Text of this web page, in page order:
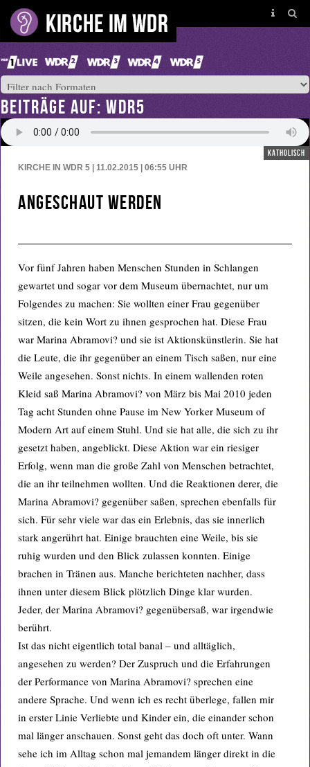
BEITRÄGE AUF: WDR5
katholisch
KIRCHE IN WDR 5 | 11.02.2015 | 06:55 UHR
Angeschaut werden
Vor fünf Jahren haben Menschen Stunden in Schlangen
gewartet und sogar vor dem Museum übernachtet, nur um
Folgendes zu machen: Sie wollten einer Frau gegenüber
sitzen, die kein Wort zu ihnen gesprochen hat. Diese Frau
war Marina Abramovi? und sie ist Aktionskünstlerin. Sie hat
die Leute, die ihr gegenüber an einem Tisch saßen, nur eine
Weile angesehen. Sonst nichts. In einem wallenden roten
Kleid saß Marina Abramovi? von März bis Mai 2010 jeden
Tag acht Stunden ohne Pause im New Yorker Museum of
Modern Art auf einem Stuhl. Und sie hat alle, die sich zu ihr
gesetzt haben, angeblickt. Diese Aktion war ein riesiger
Erfolg, wenn man die große Zahl von Menschen betrachtet,
die an ihr teilnehmen wollten. Und die Reaktionen derer, die
Marina Abramovi? gegenüber saßen, sprechen ebenfalls für
sich. Für sehr viele war das ein Erlebnis, das sie innerlich
stark angerührt hat. Einige brauchten eine Weile, bis sie
ruhig wurden und den Blick zulassen konnten. Einige
brachen in Tränen aus. Manche berichteten nachher, dass
ihnen unter diesem Blick plötzlich Dinge klar wurden.
Jeder, der Marina Abramovi? gegenübersaß, war irgendwie
berührt.
Ist das nicht eigentlich total banal – und alltäglich,
angesehen zu werden? Der Zuspruch und die Erfahrungen
der Performance von Marina Abramovi? sprechen eine
andere Sprache. Und wenn ich es recht überlege, fallen mir
in erster Linie Verliebte und Kinder ein, die einander schon
mal länger anschauen. Sonst geht das doch oft unter. Wann
sehe ich im Alltag schon mal jemandem länger direkt in die